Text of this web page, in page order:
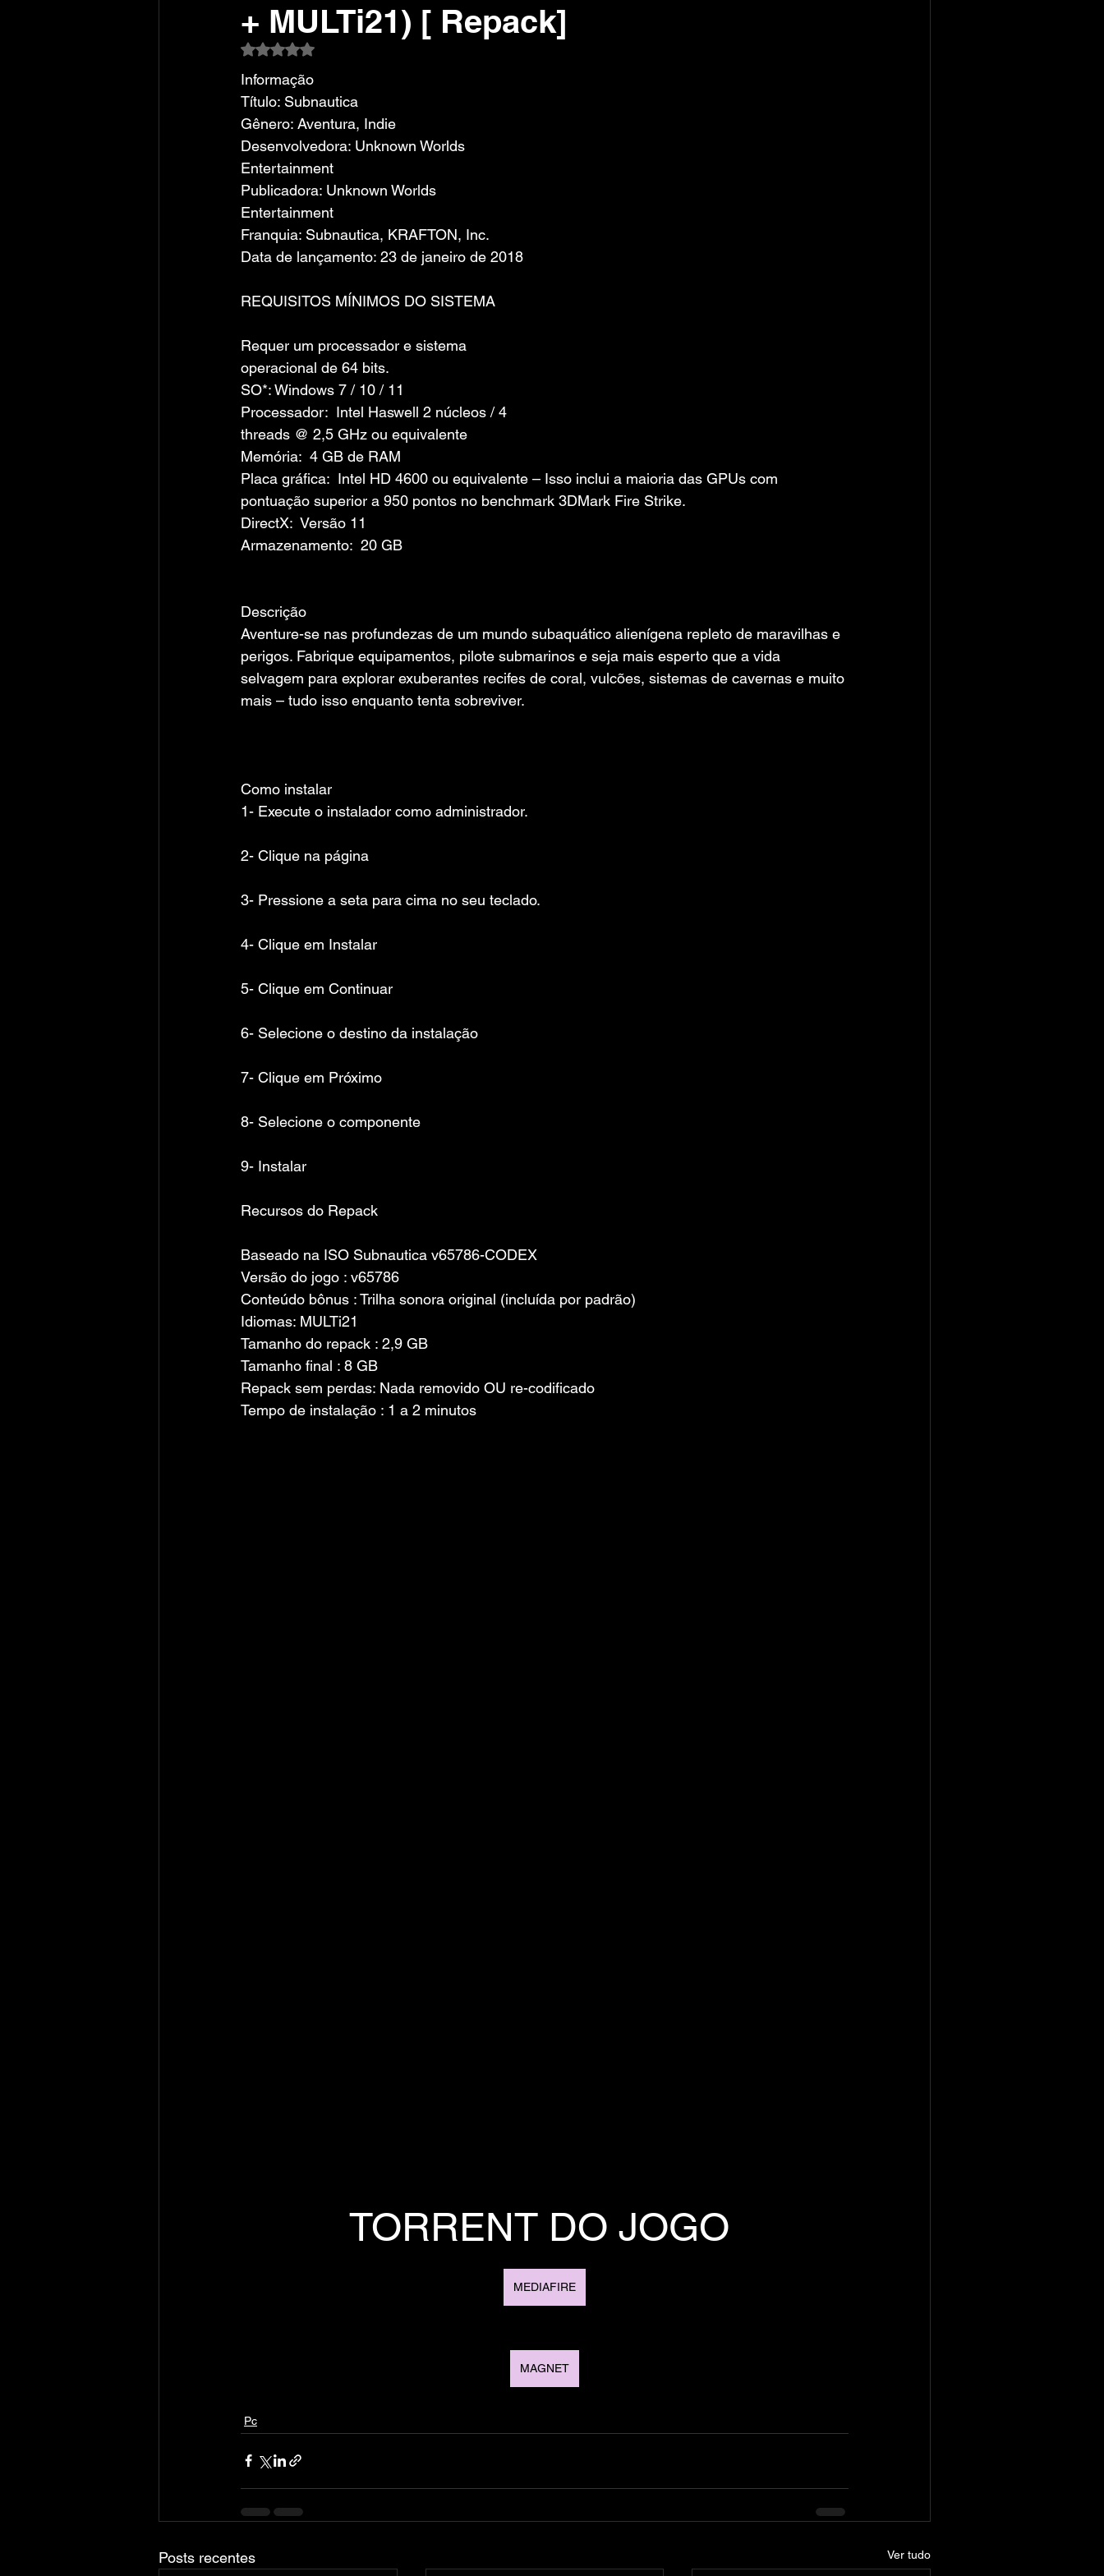
+ MULTi21) [ Repack]
Avaliado com NaN de 5 estrelas.
Informação
Título: Subnautica
Gênero: Aventura, Indie
Desenvolvedora: Unknown Worlds
Entertainment
Publicadora: Unknown Worlds
Entertainment
Franquia: Subnautica, KRAFTON, Inc.
Data de lançamento: 23 de janeiro de 2018
REQUISITOS MÍNIMOS DO SISTEMA
Requer um processador e sistema
operacional de 64 bits.
SO*: Windows 7 / 10 / 11
Processador:  Intel Haswell 2 núcleos / 4
threads @ 2,5 GHz ou equivalente
Memória:  4 GB de RAM
Placa gráfica:  Intel HD 4600 ou equivalente – Isso inclui a maioria das GPUs com
pontuação superior a 950 pontos no benchmark 3DMark Fire Strike.
DirectX:  Versão 11
Armazenamento:  20 GB
Descrição
Aventure-se nas profundezas de um mundo subaquático alienígena repleto de maravilhas e
perigos. Fabrique equipamentos, pilote submarinos e seja mais esperto que a vida
selvagem para explorar exuberantes recifes de coral, vulcões, sistemas de cavernas e muito
mais – tudo isso enquanto tenta sobreviver.
Como instalar
1- Execute o instalador como administrador.
2- Clique na página
3- Pressione a seta para cima no seu teclado.
4- Clique em Instalar
5- Clique em Continuar
6- Selecione o destino da instalação
7- Clique em Próximo
8- Selecione o componente
9- Instalar
Recursos do Repack
Baseado na ISO Subnautica v65786-CODEX
Versão do jogo : v65786
Conteúdo bônus : Trilha sonora original (incluída por padrão)
Idiomas: MULTi21
Tamanho do repack : 2,9 GB
Tamanho final : 8 GB
Repack sem perdas: Nada removido OU re-codificado
Tempo de instalação : 1 a 2 minutos
TORRENT DO JOGO
MEDIAFIRE
MAGNET
Pc
Posts recentes Ver tudo